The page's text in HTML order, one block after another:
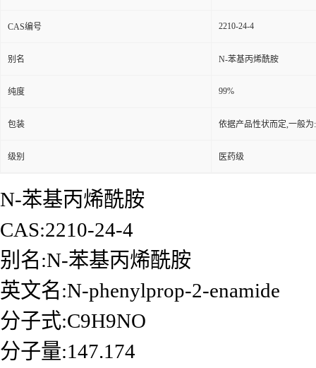
CAS编号 2210-24-4
别名 N-苯基丙烯酰胺
纯度 99%
包装 依据产品性状而定,一般
级别 医药级
N-苯基丙烯酰胺
CAS:2210-24-4
别名:N-苯基丙烯酰胺
英文名:N-phenylprop-2-enamide
分子式:C9H9NO
分子量:147.174